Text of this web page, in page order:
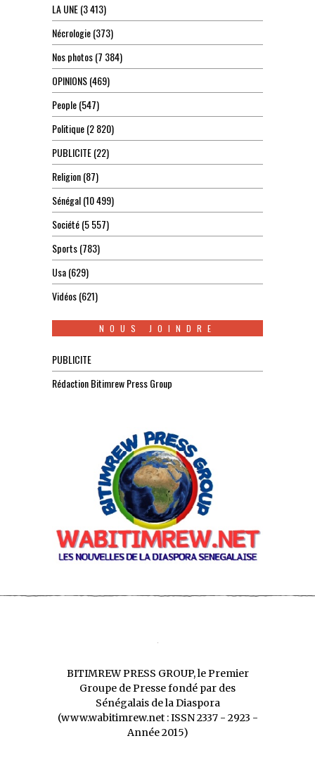
LA UNE(3 413)
Nécrologie(373)
Nos photos(7 384)
OPINIONS(469)
People(547)
Politique(2 820)
PUBLICITE(22)
Religion(87)
Sénégal(10 499)
Société(5 557)
Sports(783)
Usa(629)
Vidéos(621)
NOUS JOINDRE
PUBLICITE
Rédaction Bitimrew Press Group
BITIMREW PRESS GROUP, le Premier
Groupe de Presse fondé par des
Sénégalais de la Diaspora
(www.wabitimrew.net : ISSN 2337 - 2923 -
Année 2015)